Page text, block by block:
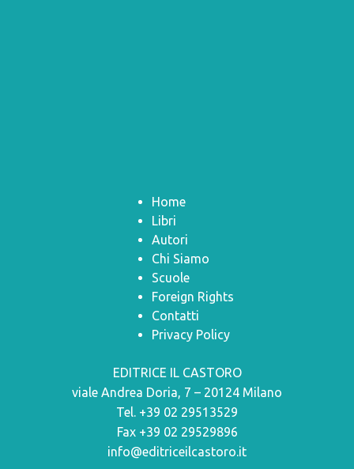
Home
Libri
Autori
Chi Siamo
Scuole
Foreign Rights
Contatti
Privacy Policy
EDITRICE IL CASTORO
viale Andrea Doria, 7 – 20124 Milano
Tel. +39 02 29513529
Fax +39 02 29529896
info@editriceilcastoro.it